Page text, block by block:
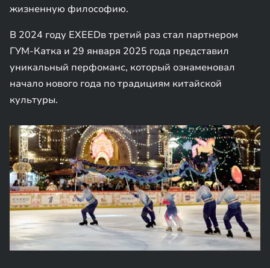
жизненную философию.
В 2024 году EXEEDв третий раз стал партнером
ГУМ-Катка и 29 января 2025 года представил
уникальный перфоманс, который ознаменовал
начало нового года по традициям китайской
культуры.